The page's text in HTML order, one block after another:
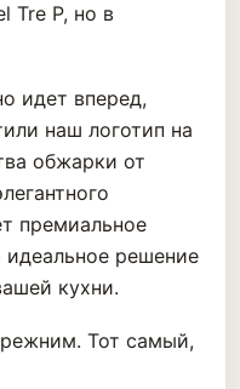
Tre P, но в
идет вперед,
наш логотип на
обжарки от
премиальное
идеальное решение
кухни.
Тот самый,